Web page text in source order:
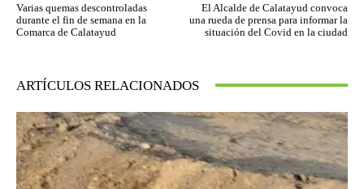
Varias quemas descontroladas
durante el fin de semana en la
Comarca de Calatayud
El Alcalde de Calatayud convoca
una rueda de prensa para informar la
situación del Covid en la ciudad
ARTÍCULOS RELACIONADOS